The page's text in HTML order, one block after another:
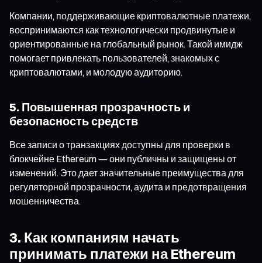
Компании, поддерживающие криптовалютные платежи,
воспринимаются как технологически продвинутые и
ориентированные на глобальный рынок. Такой имидж
помогает привлекать пользователей, знакомых с
криптовалютами, и молодую аудиторию.
5. Повышенная прозрачность и
безопасность средств
Все записи о транзакциях доступны для проверки в
блокчейне Ethereum — они публичны и защищены от
изменений. Это дает значительные преимущества для
регуляторной прозрачности, аудита и предотвращения
мошенничества.
3. Как компаниям начать
принимать платежи на Ethereum